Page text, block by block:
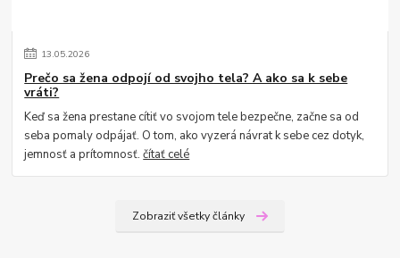
13.05.2026
Prečo sa žena odpojí od svojho tela? A ako sa k sebe
vráti?
Keď sa žena prestane cítiť vo svojom tele bezpečne, začne sa od
seba pomaly odpájať. O tom, ako vyzerá návrat k sebe cez dotyk,
jemnosť a prítomnosť.čítať celé
Zobraziť všetky články